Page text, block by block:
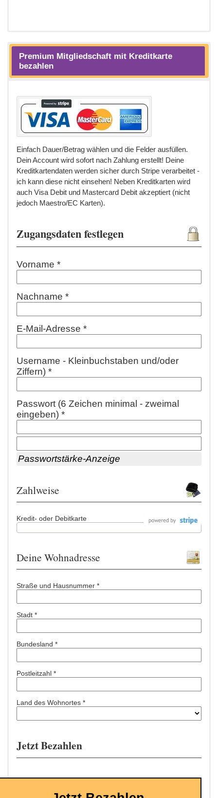
Premium Mitgliedschaft mit Kreditkarte
bezahlen
Einfach Dauer/Betrag wählen und die Felder ausfüllen.
Dein Account wird sofort nach Zahlung erstellt! Deine
Kreditkartendaten werden sicher durch Stripe verarbeitet -
ich kann diese nicht einsehen! Neben Kreditkarten wird
auch Visa Debit und Mastercard Debit akzeptiert (nicht
jedoch Maestro/EC Karten).
Zugangsdaten festlegen
Vorname *
Nachname *
E-Mail-Adresse *
Username - Kleinbuchstaben und/oder
Ziffern) *
Passwort (6 Zeichen minimal - zweimal
eingeben) *
Passwortstärke-Anzeige
Zahlweise
Kredit- oder Debitkarte
Deine Wohnadresse
Straße und Hausnummer *
Stadt *
Bundesland *
Postleitzahl *
Land des Wohnortes *
Jetzt Bezahlen